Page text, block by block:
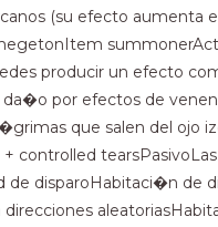
(su efecto aumenta
producir un efecto
da�o por efectos de
que salen del ojo
+ controlled
de disparoHabitaci�n de
direcciones